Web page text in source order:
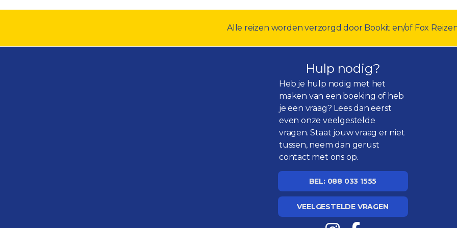
Alle reizen worden verzorgd door Bookit en/of Fox
Hulp nodig?
Heb je hulp nodig met het
maken van een boeking of heb
je een vraag? Lees dan eerst
even onzeveelgestelde
vragen. Staat jouw vraag er niet
tussen, neem dan gerust
contact met ons op.
BEL: 088 033 1555
VEELGESTELDE VRAGEN